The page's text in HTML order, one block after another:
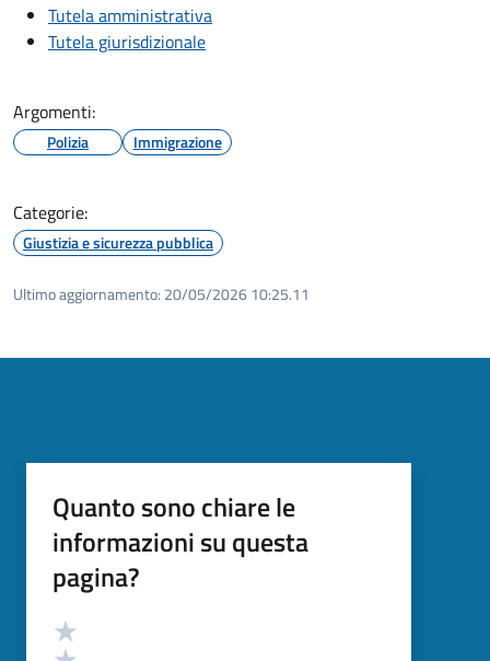
Tutela amministrativa
Tutela giurisdizionale
Argomenti:
Polizia Immigrazione
Categorie:
Giustizia e sicurezza pubblica
Ultimo aggiornamento: 20/05/2026 10:25.11
Quanto sono chiare le
informazioni su questa
pagina?
Valutazione